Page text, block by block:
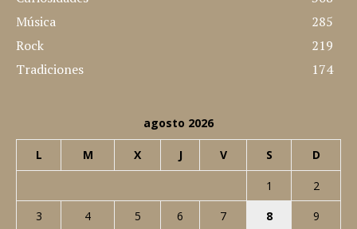
Música
285
Rock
219
Tradiciones
174
agosto 2026
L M X J V S D
1
2
3
4 5 6 7 8
9